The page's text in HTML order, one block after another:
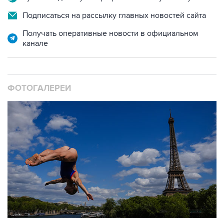
Получать оперативные новости в официальном
10